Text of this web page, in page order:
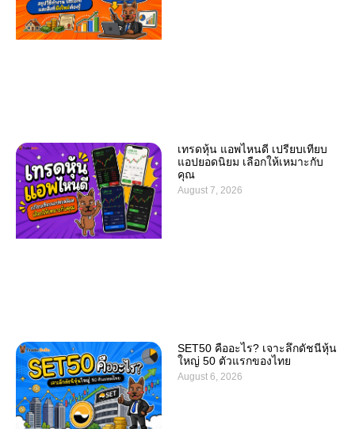
เทรดหุ้น แอพไหนดี เปรียบเทียบ
แอปยอดนิยม เลือกให้เหมาะกับ
คุณ
August 7, 2026
SET50 คืออะไร? เจาะลึกดัชนีหุ้น
ใหญ่ 50 ตัวแรกของไทย
August 6, 2026